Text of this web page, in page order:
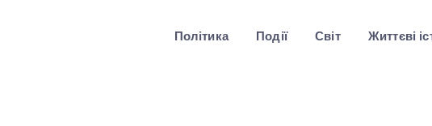
Політика Події Світ Життєві